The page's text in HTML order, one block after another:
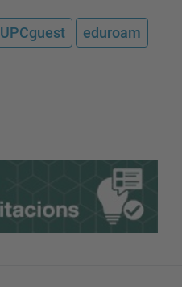
UPCguest
eduroam